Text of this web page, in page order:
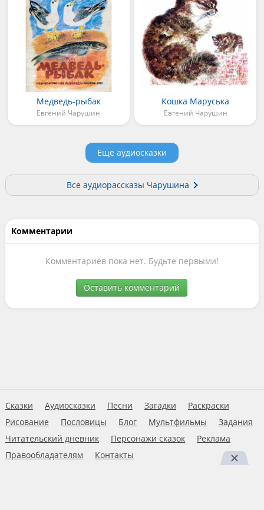
Медведь-рыбак
Евгений Чарушин
Кошка Маруська
Евгений Чарушин
Еще аудиосказки
Все аудиорассказы Чарушина
Комментарии
Комментариев пока нет. Будьте первыми!
Оставить комментарий
Сказки Аудиосказки Песни Загадки
Раскраски
Рисование
Пословицы Блог Мультфильмы
Задания
Читательский дневник
Персонажи сказок
Реклама
Правообладателям
Контакты